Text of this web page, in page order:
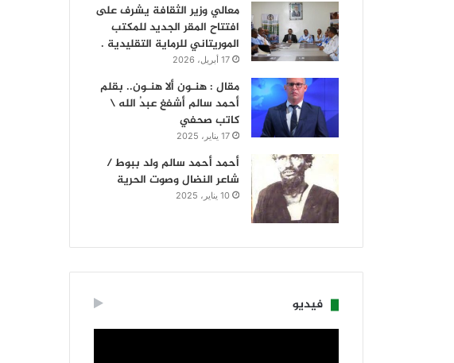
معالي وزير الثقافة يشرف على
افتتاح المقر الجديد للمكتب
الموريتاني للرماية التقليدية .
17 أبريل، 2026
مقال : هنـون ألا هنـون.. بقلم
أحمد سالم أشفغ عبدُ الله \
كاتب صحفي
17 يناير، 2025
أحمد أحمد سالم ولد ببوط /
شاعر النضال وصوت الحرية
10 يناير، 2025
فيديو